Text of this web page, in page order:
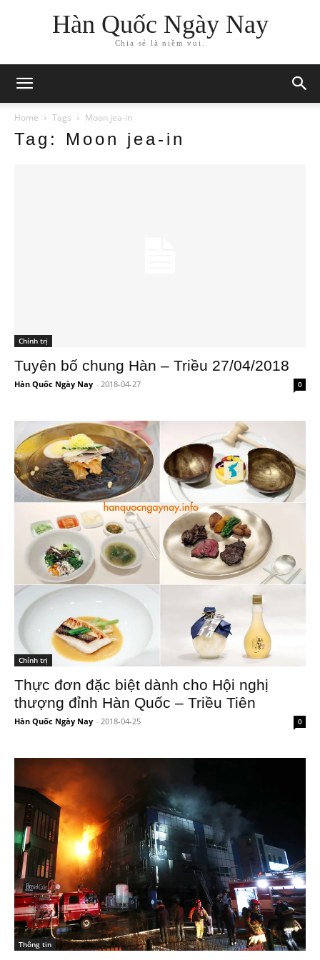
Hàn Quốc Ngày Nay
Chia sẻ là niềm vui.
Home Tags Moon jea-in
Tag: Moon jea-in
Chính trị
Tuyên bố chung Hàn – Triều 27/04/2018
Hàn Quốc Ngày Nay - 2018-04-27 0
Chính trị
Thực đơn đặc biệt dành cho Hội nghị
thượng đỉnh Hàn Quốc – Triều Tiên
Hàn Quốc Ngày Nay - 2018-04-25 0
Thông tin